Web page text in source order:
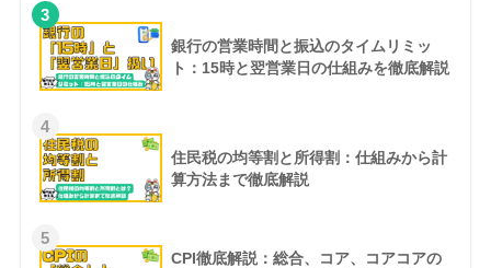
3
銀行の営業時間と振込のタイムリミッ
ト：15時と翌営業日の仕組みを徹底解説
4
住民税の均等割と所得割：仕組みから計
算方法まで徹底解説
5
CPI徹底解説：総合、コア、コアコアの